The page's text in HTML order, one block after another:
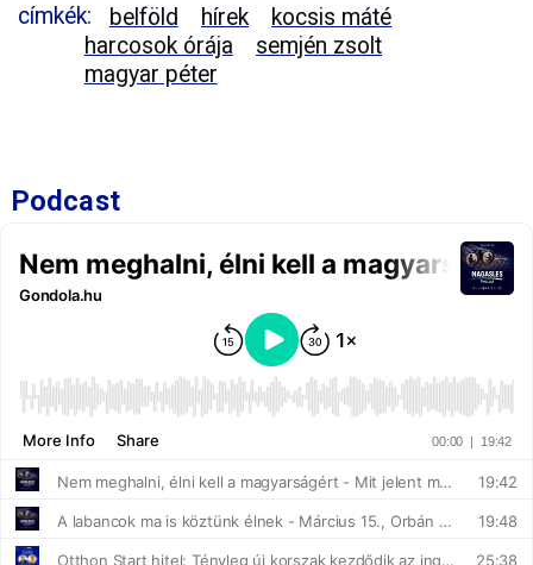
címkék: belföld hírek
kocsis máté
harcosok órája
semjén zsolt
magyar péter
Podcast